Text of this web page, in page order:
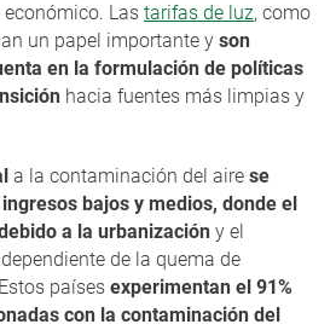
Las tarifas de luz, como
un papel importante y son
en la formulación de políticas
hacia fuentes más limpias y
a la contaminación del aire se
bajos y medios, donde el
a la urbanización y el
de la quema de
países experimentan el 91%
con la contaminación del